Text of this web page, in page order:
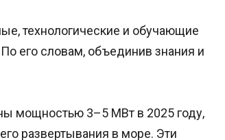
технологические и обучающие
его словам, объединив знания и
мощностью 3–5 МВт в 2025 году,
развертывания в море. Эти